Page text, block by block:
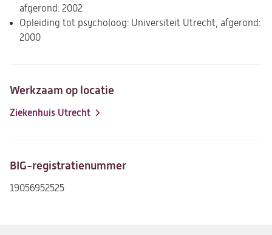
afgerond: 2002
Opleiding tot psycholoog: Universiteit Utrecht, afgerond:
2000
Werkzaam op locatie
Ziekenhuis Utrecht
BIG-registratienummer
19056952525